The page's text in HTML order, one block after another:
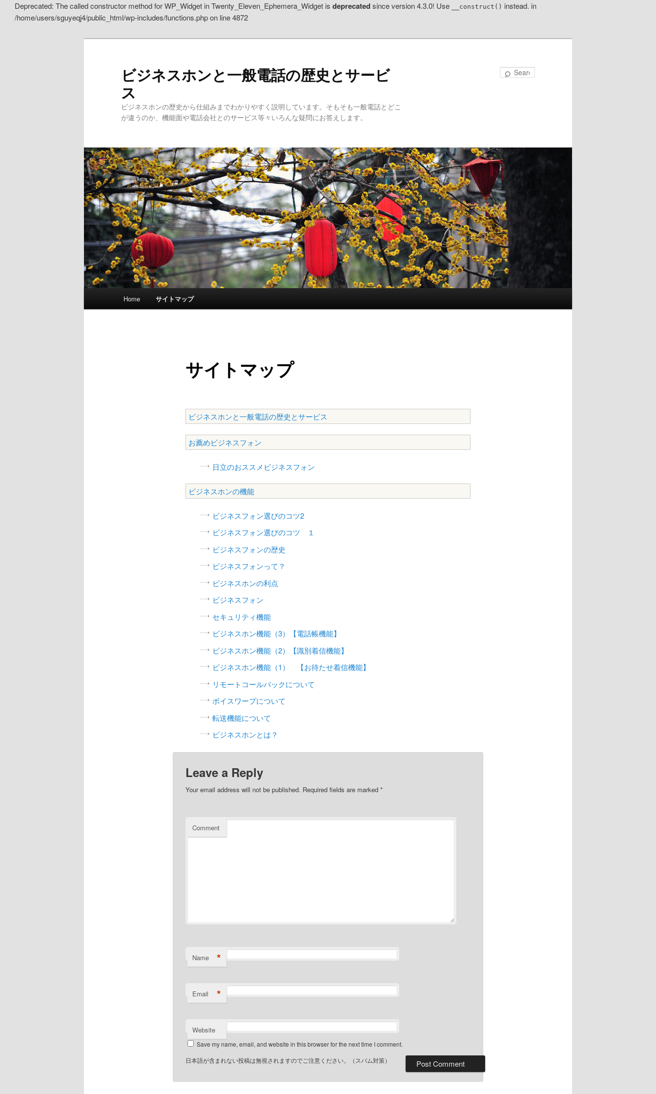
Deprecated: The called constructor method for WP_Widget in Twenty_Eleven_Ephemera_Widget is deprecatedsince version 4.3.0! Use __construct() instead. in
/home/users/sguyeqj4/public_html/wp-includes/functions.php on line 4872
ビジネスホンと一般電話の歴史とサービ
ス
ビジネスホンの歴史から仕組みまでわかりやすく説明しています。そもそも一般電話とどこ
が違うのか、機能面や電話会社とのサービス等々いろんな疑問にお答えします。
Skip to primary content
Skip to secondary content
Home サイトマップ
サイトマップ
ビジネスホンと一般電話の歴史とサービス
お薦めビジネスフォン
日立のおススメビジネスフォン
ビジネスホンの機能
ビジネスフォン選びのコツ2
ビジネスフォン選びのコツ １
ビジネスフォンの歴史
ビジネスフォンって？
ビジネスホンの利点
ビジネスフォン
セキュリティ機能
ビジネスホン機能（3）【電話帳機能】
ビジネスホン機能（2）【識別着信機能】
ビジネスホン機能（1） 【お待たせ着信機能】
リモートコールバックについて
ボイスワープについて
転送機能について
ビジネスホンとは？
Leave a Reply
Your email address will not be published. Required fields are marked *
Comment
Name *
Email *
Website
Save my name, email, and website in this browser for the next time I comment.
日本語が含まれない投稿は無視されますのでご注意ください。（スパム対策）